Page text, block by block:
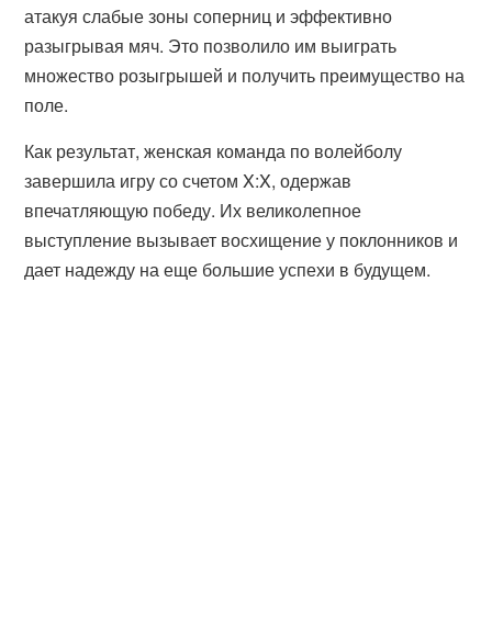
атакуя слабые зоны соперниц и эффективно
разыгрывая мяч. Это позволило им выиграть
множество розыгрышей и получить преимущество на
поле.
Как результат, женская команда по волейболу
завершила игру со счетом X:X, одержав
впечатляющую победу. Их великолепное
выступление вызывает восхищение у поклонников и
дает надежду на еще большие успехи в будущем.